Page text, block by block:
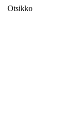
Otsikko